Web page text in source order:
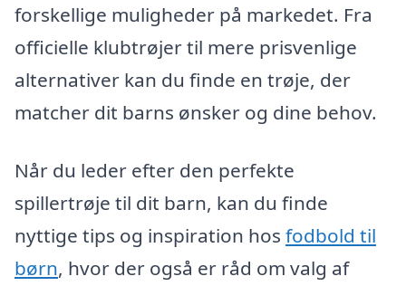
forskellige muligheder på markedet. Fra
officielle klubtrøjer til mere prisvenlige
alternativer kan du finde en trøje, der
matcher dit barns ønsker og dine behov.
Når du leder efter den perfekte
spillertrøje til dit barn, kan du finde
nyttige tips og inspiration hos fodbold til
børn, hvor der også er råd om valg af